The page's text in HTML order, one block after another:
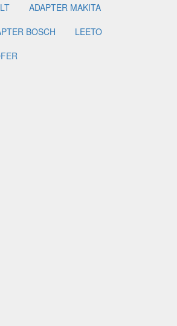
ADAPTER MAKITA
BOSCH
LEETO